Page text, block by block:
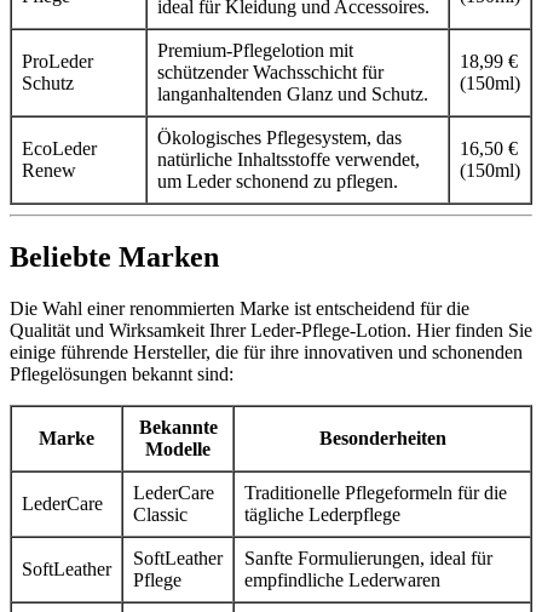
ideal für Kleidung und Accessoires.
ProLeder
Schutz
Premium-Pflegelotion mit
schützender Wachsschicht für
langanhaltenden Glanz und Schutz.
18,99 €
(150ml)
EcoLeder
Renew
Ökologisches Pflegesystem, das
natürliche Inhaltsstoffe verwendet,
um Leder schonend zu pflegen.
16,50 €
(150ml)
Beliebte Marken
Die Wahl einer renommierten Marke ist entscheidend für die
Qualität und Wirksamkeit Ihrer Leder-Pflege-Lotion. Hier finden Sie
einige führende Hersteller, die für ihre innovativen und schonenden
Pflegelösungen bekannt sind:
Marke
Bekannte
Modelle
Besonderheiten
LederCare
LederCare
Classic
Traditionelle Pflegeformeln für die
tägliche Lederpflege
SoftLeather
SoftLeather
Pflege
Sanfte Formulierungen, ideal für
empfindliche Lederwaren